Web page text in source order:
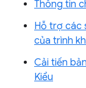
Thông tin
Hỗ trợ các
của trình
Cải tiến
Kiểu